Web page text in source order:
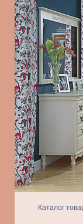
Каталог